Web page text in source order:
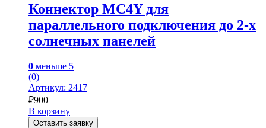
Коннектор МС4Y для
параллельного подключения до 2-х
солнечных панелей
0 меньше 5
(0)
Артикул: 2417
₽900
В корзину
Оставить заявку